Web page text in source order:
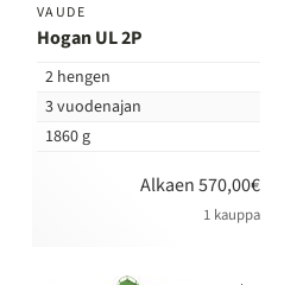
VAUDE
Hogan UL 2P
2 hengen
3 vuodenajan
1860 g
Alkaen 570,00€
1 kauppa